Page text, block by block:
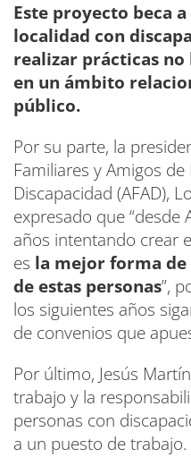
Este proyecto beca
localidad con
realizar prácticas no
en un ámbito
público.
Por su parte, la
Familiares y Amigos
Discapacidad (AFAD),
expresado que “desde
años intentando crear
es la mejor forma
de estas personas”,
los siguientes años
de convenios que
Por último, Jesús
trabajo y la
personas con
a un puesto de trabajo.